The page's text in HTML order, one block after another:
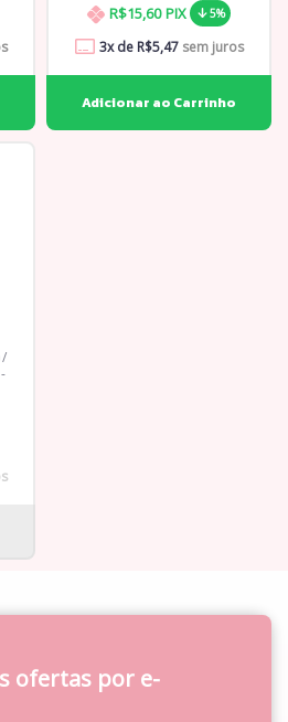
R$15,60 PIX 5%
3x de R$5,47sem juros
ofertas por e-